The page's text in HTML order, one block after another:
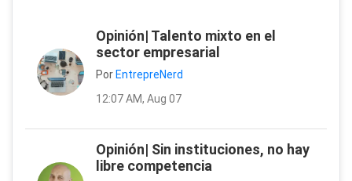
Opinión| Talento mixto en el
sector empresarial
Por EntrepreNerd
12:07 AM, Aug 07
Opinión| Sin instituciones, no hay
libre competencia